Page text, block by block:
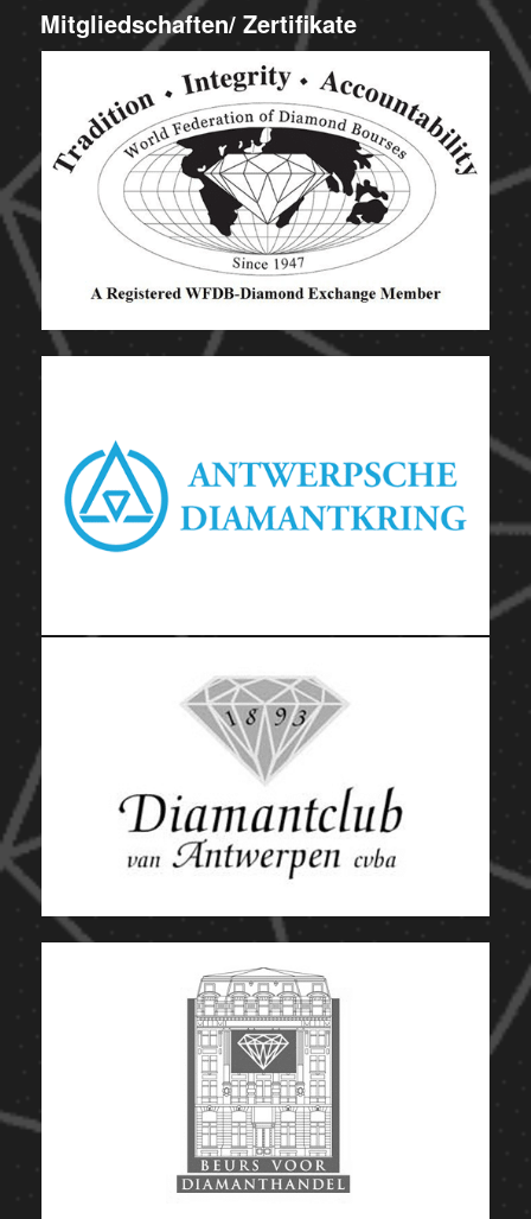
Mitgliedschaften/ Zertifikate